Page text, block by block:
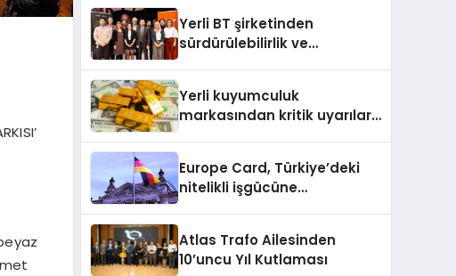
Yerli BT şirketinden
sürdürülebilirlik ve
Yerli kuyumculuk
markasından kritik uyarılar:
Europe Card, Türkiye’deki
nitelikli işgücüne
Atlas Trafo Ailesinden
10’uncu Yıl Kutlaması